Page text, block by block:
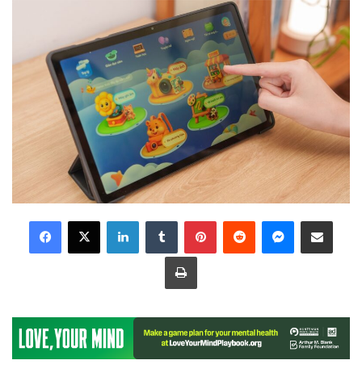
LinkedInTumblr PinterestReddit Messenger
Share via Email
Print